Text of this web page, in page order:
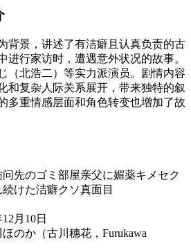
背景，讲述了有洁癖且认真负责的古
进行家访时，遭遇意外状况的故事。
（北浩二）等实力派演员。剧情内容
和复杂人际关系展开，带来独特的叙
多重情感层面和角色转变也增加了故
问先のゴミ部屋亲父に媚薬キメセク
けた洁癖クソ真面目
月10日
のか（古川穗花，Furukawa